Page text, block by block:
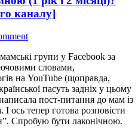
9
днів
із
двома
дітьми
каналу]
групи у Facebook за
словами,
на YouTube (щоправда,
пасуть задніх у цьому
пост-питання до мам із
ось тепер готова розповісти
Спробую бути лаконічною.